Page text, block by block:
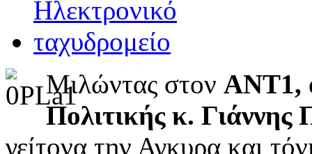
Μιλώντας στον ΑΝΤ1,
Πολιτικής κ. Γιάννης
γείτονα την Αγκυρα και